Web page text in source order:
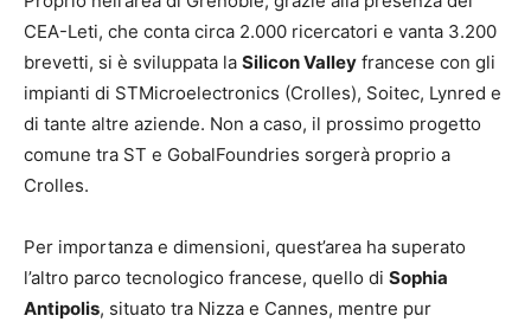
CEA-Leti, che conta circa 2.000 ricercatori e vanta 3.200
brevetti, si è sviluppata la Silicon Valley francese con gli
impianti di STMicroelectronics (Crolles), Soitec, Lynred e
di tante altre aziende. Non a caso, il prossimo progetto
comune tra ST e GobalFoundries sorgerà proprio a
Crolles.
Per importanza e dimensioni, quest’area ha superato
l’altro parco tecnologico francese, quello di Sophia
Antipolis, situato tra Nizza e Cannes, mentre pur